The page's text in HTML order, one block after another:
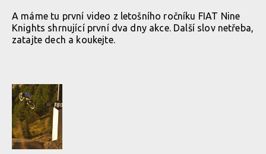
A máme tu první video z letošního ročníku FIAT Nine
Knights shrnující první dva dny akce. Další slov netřeba,
zatajte dech a koukejte.